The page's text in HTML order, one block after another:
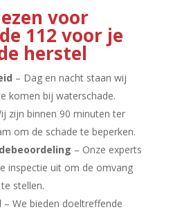
voor
112 voor je
herstel
– Dag en nacht staan wij
komen bij waterschade.​
zijn binnen 90 minuten ter
om de schade te beperken.​
– Onze experts
inspectie uit om de omvang
stellen.​
– We bieden doeltreffende